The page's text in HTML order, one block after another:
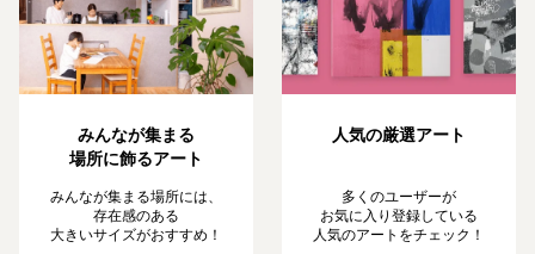
みんなが集まる
場所に飾るアート
みんなが集まる場所には、
存在感のある
大きいサイズがおすすめ！
人気の厳選アート
多くのユーザーが
お気に入り登録している
人気のアートをチェック！